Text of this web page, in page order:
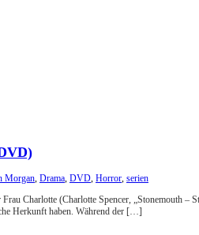
Morgan, Drama, DVD, Horror, serien
Charlotte (Charlotte Spencer, „Stonemouth
Herkunft haben. Während der […]